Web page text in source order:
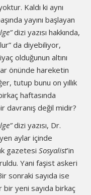
Kaldı ki aynı
yayını başlayan
dizi yazısı hakkında,
da diyebiliyor,
olduğunun altını
önünde hareketin
tutup bunu on yıllık
haftasında
davranış değil midir?
dizi yazısı, Dr.
aylar içinde
gazetesi Sosyalist’in
Yani faşist askeri
sonraki sayıda ise
bir yeni sayıda birkaç